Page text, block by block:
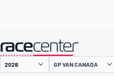
gepresenteerd
GP VAN CANADA